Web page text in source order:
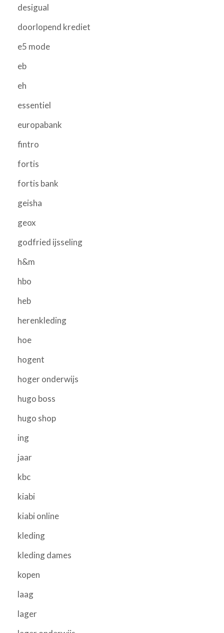
desigual
doorlopend krediet
e5 mode
eb
eh
essentiel
europabank
fintro
fortis
fortis bank
geisha
geox
godfried ijsseling
h&m
hbo
heb
herenkleding
hoe
hogent
hoger onderwijs
hugo boss
hugo shop
ing
jaar
kbc
kiabi
kiabi online
kleding
kleding dames
kopen
laag
lager